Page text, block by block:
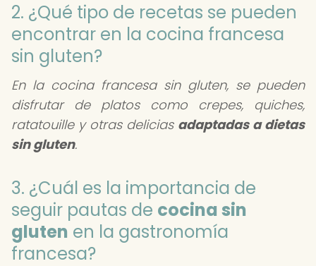
2. ¿Qué tipo de recetas se pueden
encontrar en la cocina francesa
sin gluten?
En la cocina francesa sin gluten, se pueden
disfrutar de platos como crepes, quiches,
ratatouille y otras delicias adaptadas a dietas
sin gluten.
3. ¿Cuál es la importancia de
seguir pautas de cocina sin
gluten en la gastronomía
francesa?